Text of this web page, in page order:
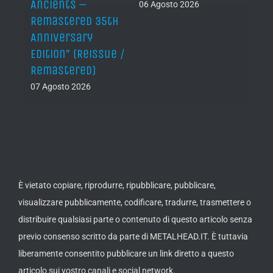
Ancients –
Remastered 35th
Anniversary
Edition” (Reissue /
Remastered)
07 Agosto 2026
06 Agosto 2026
È vietato copiare, riprodurre, ripubblicare, pubblicare,
visualizzare pubblicamente, codificare, tradurre, trasmettere o
distribuire qualsiasi parte o contenuto di questo articolo senza
previo consenso scritto da parte di METALHEAD.IT. È tuttavia
liberamente consentito pubblicare un link diretto a questo
articolo sui vostro canali e social network.